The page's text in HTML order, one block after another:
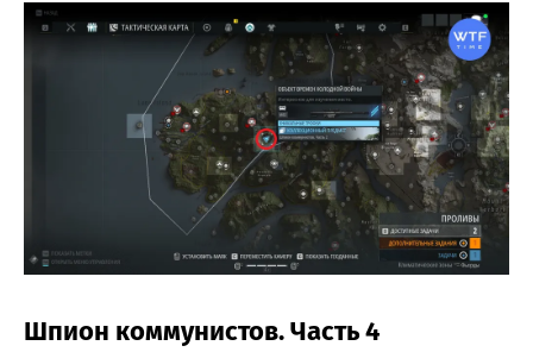
Шпион коммунистов. Часть 4